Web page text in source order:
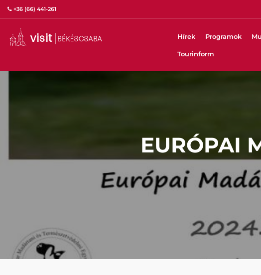
+36 (66) 441-261
Hírek Programok
Tourinform
EURÓPAI